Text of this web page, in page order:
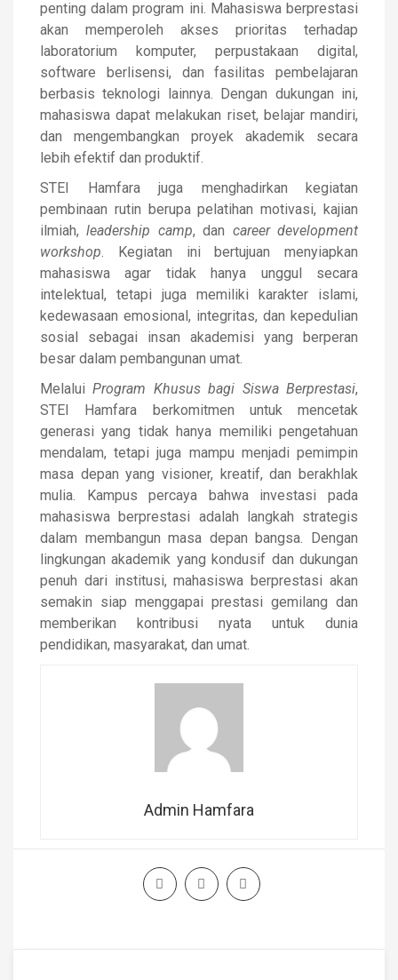
penting dalam program ini. Mahasiswa berprestasi
akan memperoleh akses prioritas terhadap
laboratorium komputer, perpustakaan digital,
software berlisensi, dan fasilitas pembelajaran
berbasis teknologi lainnya. Dengan dukungan ini,
mahasiswa dapat melakukan riset, belajar mandiri,
dan mengembangkan proyek akademik secara
lebih efektif dan produktif.
STEI Hamfara juga menghadirkan kegiatan
pembinaan rutin berupa pelatihan motivasi, kajian
ilmiah,leadership camp, dan career development
workshop. Kegiatan ini bertujuan menyiapkan
mahasiswa agar tidak hanya unggul secara
intelektual, tetapi juga memiliki karakter islami,
kedewasaan emosional, integritas, dan kepedulian
sosial sebagai insan akademisi yang berperan
besar dalam pembangunan umat.
MelaluiProgram Khusus bagi Siswa Berprestasi,
STEI Hamfara berkomitmen untuk mencetak
generasi yang tidak hanya memiliki pengetahuan
mendalam, tetapi juga mampu menjadi pemimpin
masa depan yang visioner, kreatif, dan berakhlak
mulia. Kampus percaya bahwa investasi pada
mahasiswa berprestasi adalah langkah strategis
dalam membangun masa depan bangsa. Dengan
lingkungan akademik yang kondusif dan dukungan
penuh dari institusi, mahasiswa berprestasi akan
semakin siap menggapai prestasi gemilang dan
memberikan kontribusi nyata untuk dunia
pendidikan, masyarakat, dan umat.
Admin Hamfara